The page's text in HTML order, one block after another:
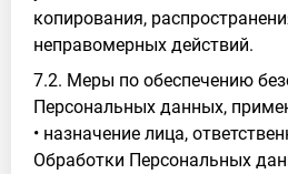
копирования,
неправомерных действий.
7.2. Меры по обеспечению
Персональных данных,
• назначение лица,
Обработки Персональных